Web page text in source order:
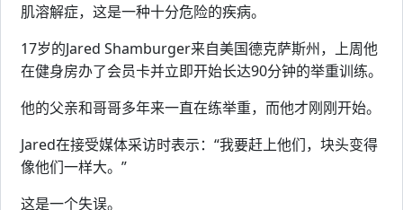
肌溶解症，这是一种十分危险的疾病。
17岁的Jared Shamburger来自美国德克萨斯州，上周他
在健身房办了会员卡并立即开始长达90分钟的举重训练。
他的父亲和哥哥多年来一直在练举重，而他才刚刚开始。
Jared在接受媒体采访时表示：“我要赶上他们，块头变得
像他们一样大。”
这是一个失误。